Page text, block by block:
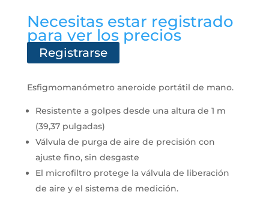
Necesitas estar registrado
para ver los precios
Registrarse
Esfigmomanómetro aneroide portátil de mano.
Resistente a golpes desde una altura de 1 m
(39,37 pulgadas)
Válvula de purga de aire de precisión con
ajuste fino, sin desgaste
El microfiltro protege la válvula de liberación
de aire y el sistema de medición.